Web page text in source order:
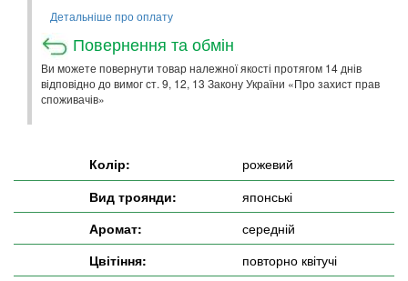
Детальніше про оплату
Повернення та обмін
Ви можете повернути товар належної якості протягом 14 днів
відповідно до вимог ст. 9, 12, 13 Закону України «Про захист прав
споживачів»
Колір:
рожевий
Вид троянди:
японські
Аромат:
середній
Цвітіння:
повторно квітучі